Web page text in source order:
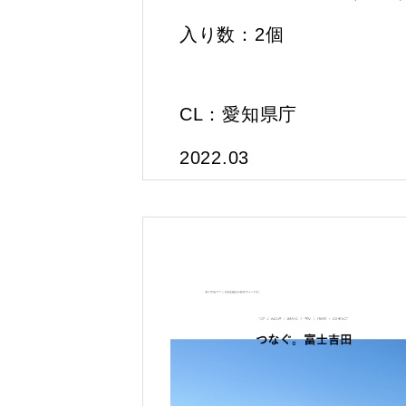
入り数：2個
CL：愛知県庁
2022.03